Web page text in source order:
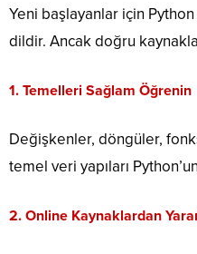
Yeni başlayanlar için
dildir. Ancak doğru
1. Temelleri Sağlam Öğrenin
Değişkenler, döngüler,
temel veri yapıları
2. Online Kaynaklardan